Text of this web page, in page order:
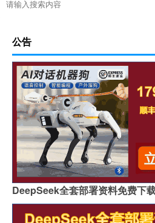
公告
DeepSeek全套部署资料免费下